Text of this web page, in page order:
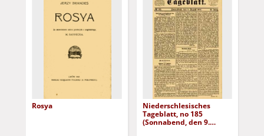
Rosya
Niederschlesisches
Tageblatt, no 185
(Sonnabend, den 9.